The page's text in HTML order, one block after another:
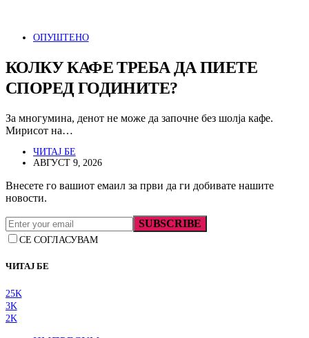
ОПУШТЕНО
КОЛКУ КАФЕ ТРЕБА ДА ПИЕТЕ
СПОРЕД ГОДИНИТЕ?
За многумина, денот не може да започне без шолја кафе.
Мирисот на…
ЧИТАЈ БЕ
АВГУСТ 9, 2026
Внесете го вашиот емаил за први да ги добивате нашите
новости.
SUBSCRIBE
СЕ СОГЛАСУВАМ
ЧИТАЈ БЕ
25K
3K
2K